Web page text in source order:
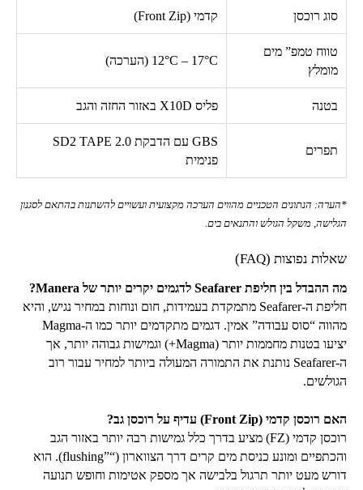
סוג רוכסן קדמי (Front Zip
)
טווח טמפ” מים
מומלץ
12°C – 17°C (הערכה)
בטנה פליס X10D באזור החזה והגב
תפרים
GBSעם הדבקת SD2 TAPE 2.0
פנימית
*הערה: הנתונים הטכניים מהווים הערכה מקצועית ועשויים להשתנות בהתאם לסגנון
הגלישה, משקל הגולש והתנאים בים.
שאלות נפוצות (FAQ
)
מה ההבדל בין חליפת Seafarerלדגמים יקרים יותר של Manera
?
חליפת ה-Seafarer מתמקדת בעמידות, חום ונוחות במחיר נגיש, והיא
מהווה “סוס עבודה” אמין. דגמים מתקדמים יותר כמו ה-Magma
יציעו בטנות מחממות יותר (Magma+) וגמישות גבוהה יותר, אך
ה-Seafarer נותנת את התמורה המעולה ביותר למחיר עבור רוב
הגולשים.
האם רוכסן קדמי (Front Zip) עדיף על רוכסן גב?
רוכסן קדמי (FZ) מציע בדרך כלל גמישות רבה יותר באזור הגב
והכתפיים ומונע כניסת מים קרים דרך הצווארון (“flushing”). הוא
דורש מעט יותר תרגול בלבישה אך מספק אטימות וחופש תנועה